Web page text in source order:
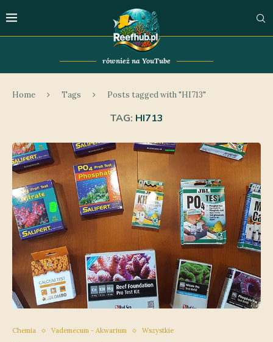
również na YouTube
Home Tags Posts tagged with "HI713"
TAG: HI713
Chemia Vademecum - Akwarium Wszystkie